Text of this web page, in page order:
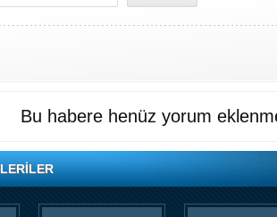
Bu habere henüz yorum